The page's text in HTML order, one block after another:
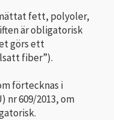
fett, polyoler,
är obligatorisk
görs ett
fiber”).
förtecknas i
nr 609/2013, om